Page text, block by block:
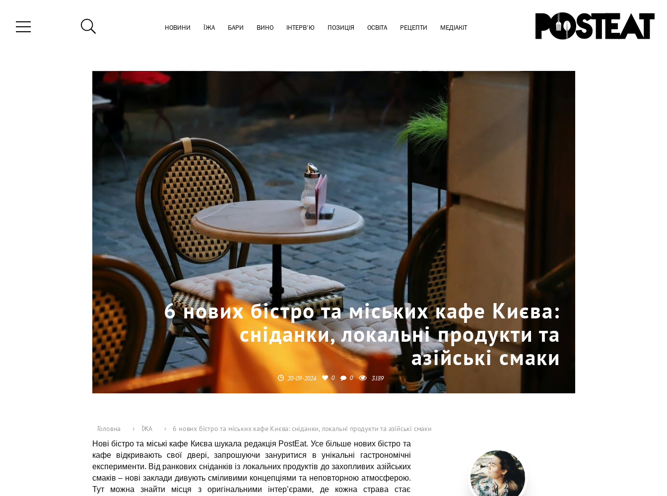
НОВИНИ ЇЖА БАРИ ВИНО ІНТЕРВ'Ю ПОЗИЦІЯ ОСВІТА РЕЦЕПТИ МЕДІАКІТ
6 нових бістро та міських кафе Києва:
сніданки, локальні продукти та
азійські смаки
20-09-2024 0 0 3189
Головна › ЇЖА › 6 нових бістро та міських кафе Києва: сніданки, локальні продукти та азійські смаки
Нові бістро та міські кафе Києва шукала редакція PostEat. Усе більше нових бістро та
кафе відкривають свої двері, запрошуючи зануритися в унікальні гастрономічні
експерименти. Від ранкових сніданків із локальних продуктів до захопливих азійських
смаків – нові заклади дивують сміливими концепціями та неповторною атмосферою.
Тут можна знайти місця з оригінальними інтер’єрами, де кожна страва стає